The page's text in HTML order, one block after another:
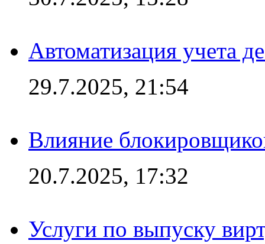
Автоматизация учета
29.7.2025, 21:54
Влияние
20.7.2025, 17:32
Услуги по выпуску